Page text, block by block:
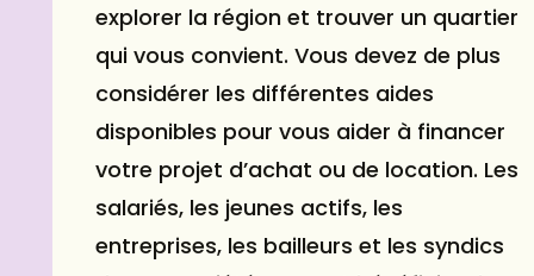
explorer la région et trouver un quartier
qui vous convient. Vous devez de plus
considérer les différentes aides
disponibles pour vous aider à financer
votre projet d’achat ou de location. Les
salariés, les jeunes actifs, les
entreprises, les bailleurs et les syndics